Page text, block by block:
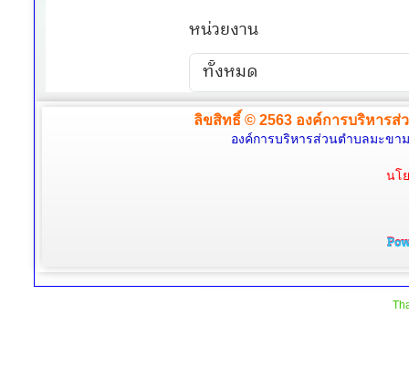
ลิขสิทธิ์ © 2563 องค์การบริหาร
องค์การบริหารส่วนตำบลมะขา
นโ